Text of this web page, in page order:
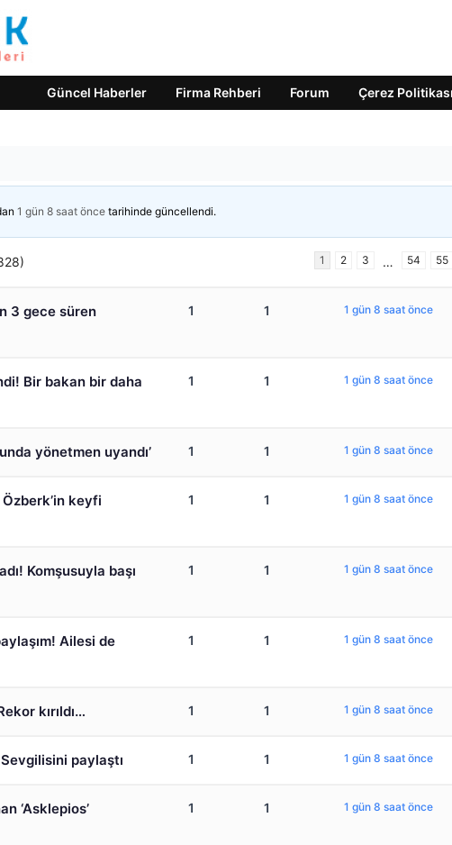
Güncel Haberler Firma Rehberi Forum Çerez Politikası
1 gün 8 saat önce tarihinde güncellendi.
1 2 3 … 54 55
3 gece süren
1 1 1 gün 8 saat önce
Bir bakan bir daha
1 1 1 gün 8 saat önce
yönetmen uyandı’ 1 1 1 gün 8 saat önce
keyfi
1 1 1 gün 8 saat önce
Komşusuyla başı
1 1 1 gün 8 saat önce
Ailesi de
1 1 1 gün 8 saat önce
kırıldı… 1 1 1 gün 8 saat önce
paylaştı 1 1 1 gün 8 saat önce
‘Asklepios’
1 1 1 gün 8 saat önce